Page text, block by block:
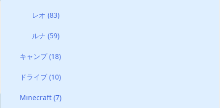
レオ (83)
ルナ (59)
キャンプ(18)
ドライブ(10)
Minecraft(7)